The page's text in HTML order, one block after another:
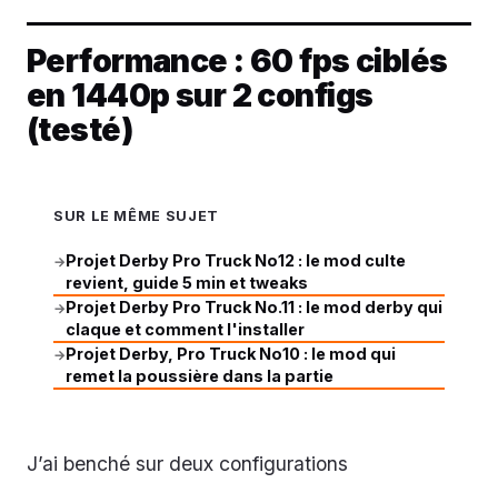
Performance : 60 fps ciblés
en 1440p sur 2 configs
(testé)
SUR LE MÊME SUJET
→Projet Derby Pro Truck No12 : le mod culte
revient, guide 5 min et tweaks
→Projet Derby Pro Truck No.11 : le mod derby qui
claque et comment l'installer
→Projet Derby, Pro Truck No10 : le mod qui
remet la poussière dans la partie
J’ai benché sur deux configurations